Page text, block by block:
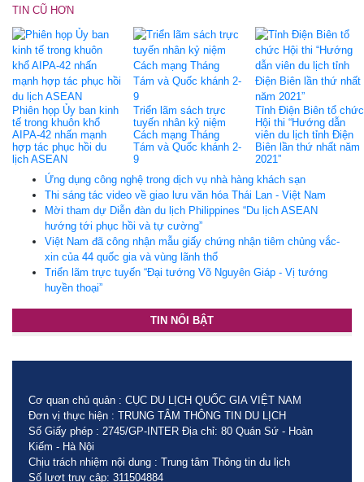
TIN CŨ HƠN
Phiên họp Ủy ban kinh
tế trong khuôn khổ
AIPA-42 nhấn mạnh
hợp tác phục hồi du
lịch ASEAN
Triển lãm sách trực
tuyến nhân kỷ niệm
Cách mạng Tháng
Tám và Quốc khánh 2-
9
Tỉnh Điện Biên tổ chức
Hội thi “Hướng dẫn
viên du lịch tỉnh Điện
Biên lần thứ nhất năm
2021”
Ứng dụng công nghệ trong dịch vụ nhà hàng khách sạn
Thi sáng tác video về giao lưu văn hóa Thái Lan - Việt Nam
Mời tham dự Diễn đàn du lịch Philippines “Du lịch ASEAN
hướng tới phục hồi và tự cường”
Việt Nam đã công nhận mẫu giấy chứng nhận tiêm chủng vắc-
xin của 44 quốc gia và vùng lãnh thổ
Triển lãm trực tuyến “Đại tướng Võ Nguyên Giáp - Vị tướng
huyền thoại”
TIN NỔI BẬT
Cơ quan chủ quản : CỤC DU LỊCH QUỐC GIA VIỆT NAM
Đơn vị thực hiện : TRUNG TÂM THÔNG TIN DU LỊCH
Số Giấy phép : 2745/GP-INTER Địa chỉ: 80 Quán Sứ - Hoàn
Kiếm - Hà Nội
Chịu trách nhiệm nội dung : Trung tâm Thông tin du lịch
Số lượt truy cập: 311504884